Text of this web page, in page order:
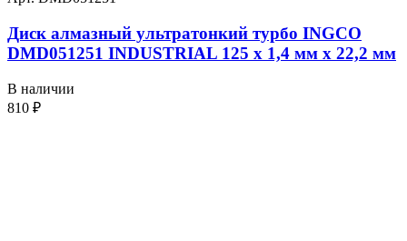
Диск алмазный ультратонкий турбо INGCO
DMD051251 INDUSTRIAL 125 х 1,4 мм x 22,2 мм
В наличии
810 ₽